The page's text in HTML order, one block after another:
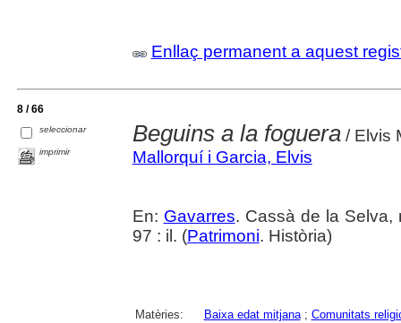
Enllaç permanent a aquest
8 / 66
seleccionar
imprimir
Beguins a la foguera/ Elvis
Mallorquí i Garcia, Elvis
En: Gavarres. Cassà de la Selva,
97 : il. (Patrimoni. Història)
Matèries: Baixa edat mitjana; Comunitats